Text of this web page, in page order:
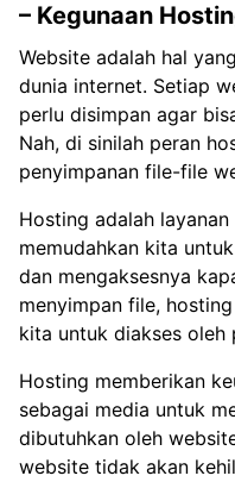
– Kegunaan
Website adalah hal
dunia internet. Setiap
perlu disimpan agar
Nah, di sinilah peran
penyimpanan file-file
Hosting adalah
memudahkan kita
dan mengaksesnya
menyimpan file,
kita untuk diakses oleh
Hosting memberikan
sebagai media untuk
dibutuhkan oleh
website tidak akan